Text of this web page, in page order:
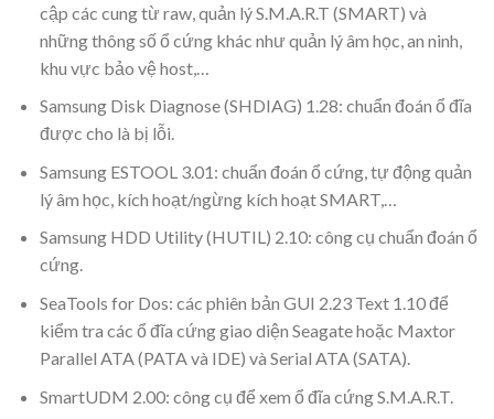
cập các cung từ raw, quản lý S.M.A.R.T (SMART) và
những thông số ổ cứng khác như quản lý âm học, an ninh,
khu vực bảo vệ host,…
Samsung Disk Diagnose (SHDIAG) 1.28: chuẩn đoán ổ đĩa
được cho là bị lỗi.
Samsung ESTOOL 3.01: chuẩn đoán ổ cứng, tự động quản
lý âm học, kích hoạt/ngừng kích hoạt SMART,…
Samsung HDD Utility (HUTIL) 2.10: công cụ chuẩn đoán ổ
cứng.
SeaTools for Dos: các phiên bản GUI 2.23 Text 1.10 để
kiểm tra các ổ đĩa cứng giao diện Seagate hoặc Maxtor
Parallel ATA (PATA và IDE) và Serial ATA (SATA).
SmartUDM 2.00: công cụ để xem ổ đĩa cứng S.M.A.R.T.